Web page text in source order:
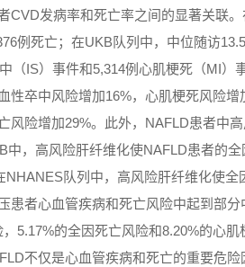
CVD发病率和死亡率之间的显著关联
例死亡；在UKB队列中，中位随访
（IS）事件和5,314例心肌梗死（MI）
性卒中风险增加16%，心肌梗死风险
风险增加29%。此外，NAFLD患者中
中，高风险肝纤维化使NAFLD患者的
NHANES队列中，高风险肝纤维化使全
患者心血管疾病和死亡风险中起到部
5.17%的全因死亡风险和8.20%的心
不仅是心血管疾病和死亡的重要危